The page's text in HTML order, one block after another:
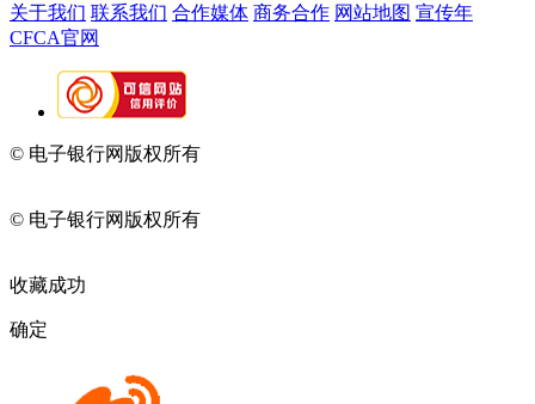
关于我们 联系我们 合作媒体 商务合作 网站地图 宣传年
CFCA官网
© 电子银行网版权所有
© 电子银行网版权所有
收藏成功
确定